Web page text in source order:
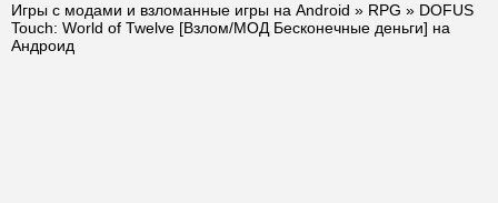
Игры с модами и взломанные игры на Android » RPG » DOFUS
Touch: World of Twelve [Взлом/МОД Бесконечные деньги] на
Андроид